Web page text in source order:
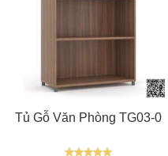
Tủ Gỗ Văn Phòng TG03-0